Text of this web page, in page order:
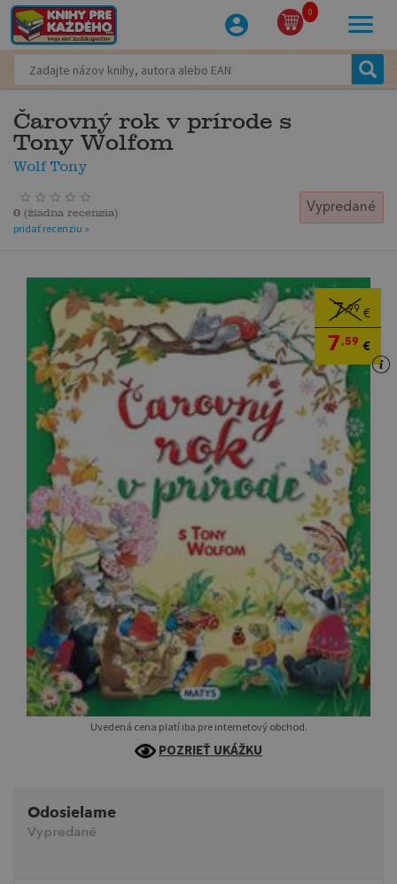
0
Čarovný rok v prírode s
Tony Wolfom
Wolf Tony
Vypredané
0 (žiadna recenzia)
pridať recenziu »
7,99 €
7,59 €
Uvedená cena platí iba pre internetový obchod.
POZRIEŤ UKÁŽKU
Odosielame
Vypredané